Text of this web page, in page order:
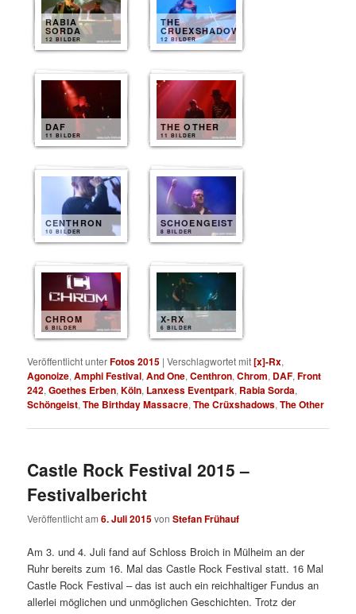
RABIA
SORDA
12 BILDER
THE
CRUEXSHADOWS
12 BILDER
DAF
11 BILDER
THE OTHER
11 BILDER
CENTHRON
10 BILDER
SCHOENGEIST
8 BILDER
CHROM
6 BILDER
X-RX
6 BILDER
Veröffentlicht unterFotos 2015 |Verschlagwortet mit[x]-Rx,
Agonoize,Amphi Festival,And One,Centhron,Chrom, DAF,Front
242,Goethes Erben,Köln, Lanxess Eventpark, Rabia Sorda,
Schöngeist,The Birthday Massacre,The Crüxshadows,The Other
Castle Rock Festival 2015 –
Festivalbericht
Veröffentlicht am6. Juli 2015vonStefan Frühauf
Am 3. und 4. Juli fand auf Schloss Broich in Mülheim an der
Ruhr bereits zum 16. Mal das Castle Rock Festival statt. 16 Mal
Castle Rock Festival – das ist auch ein reichhaltiger Fundus an
allerlei möglichen und unmöglichen Geschichten. Trotz der